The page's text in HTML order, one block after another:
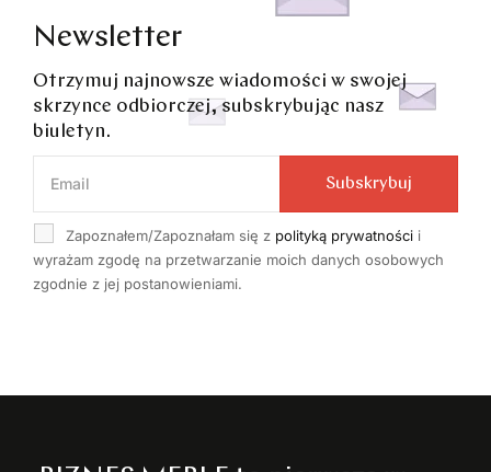
Newsletter
Otrzymuj najnowsze wiadomości w swojej
skrzynce odbiorczej, subskrybując nasz
biuletyn.
Zapoznałem/Zapoznałam się z polityką prywatności i
wyrażam zgodę na przetwarzanie moich danych osobowych
zgodnie z jej postanowieniami.
Subskrybuj